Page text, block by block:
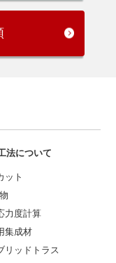
法について
ット
力度計算
集成材
リッドトラス